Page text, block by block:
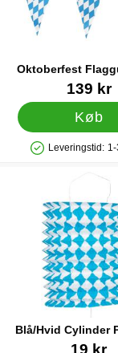
Oktoberfest
Ternet 10 m
Varenr 38722139 kr
Køb
Leveringstid:
Blå/Hvid Cylinder
Varenr 43724
Markér blå/